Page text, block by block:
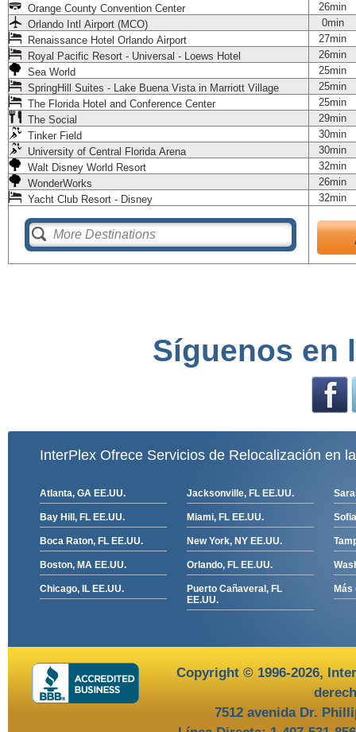
Orange County Convention Center
26min
Orlando Intl Airport (MCO)
0min
Renaissance Hotel Orlando Airport
27min
Royal Pacific Resort - Universal - Loews Hotel
26min
Sea World
25min
SpringHill Suites - Lake Buena Vista in Marriott Village
25min
The Florida Hotel and Conference Center
25min
The Social
29min
Tinker Field
30min
University of Central Florida Arena
30min
Walt Disney World Resort
32min
WonderWorks
26min
Yacht Club Resort - Disney
32min
Síguenos en
InterPlex Ofrece Servicios de Relocalización en
Atlanta, GA EE.UU.
Bay Hill, FL EE.UU.
Boca Raton, FL EE.UU.
Boston, MA EE.UU.
Chicago, IL EE.UU.
Jacksonville, FL EE.UU.
Miami, FL EE.UU.
New York, NY EE.UU.
Orlando, FL EE.UU.
Puerto Cañaveral, FL
EE.UU.
Más
Copyright © 1996-2026,
7512 avenida Dr.